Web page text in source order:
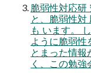
脆弱性対応研
と、脆弱性対
も います。
ように脆弱性
とまった情報
く、この勉強